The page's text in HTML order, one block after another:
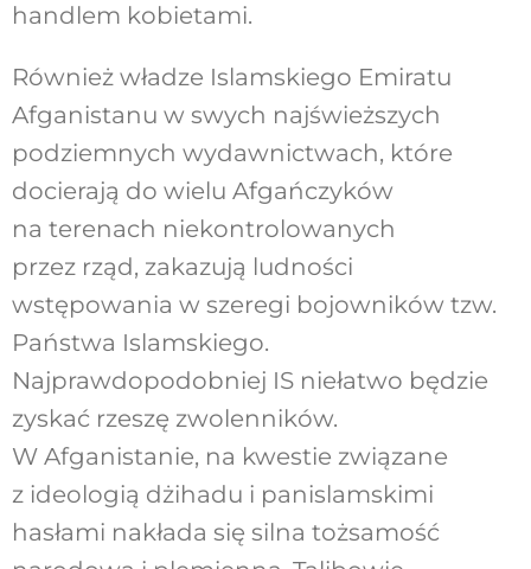
handlem kobietami.
Również władze Islamskiego Emiratu
Afganistanu w swych najświeższych
podziemnych wydawnictwach, które
docierają do wielu Afgańczyków
na terenach niekontrolowanych
przez rząd, zakazują ludności
wstępowania w szeregi bojowników tzw.
Państwa Islamskiego.
Najprawdopodobniej IS niełatwo będzie
zyskać rzeszę zwolenników.
W Afganistanie, na kwestie związane
z ideologią dżihadu i panislamskimi
hasłami nakłada się silna tożsamość